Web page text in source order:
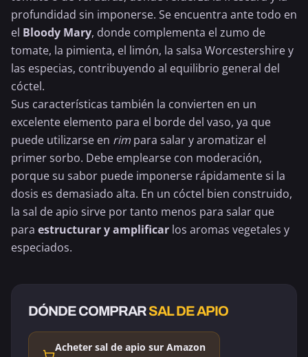
profundidad sin imponerse. Se encuentra ante todo en
el Bloody Mary, donde complementa el zumo de
tomate, la pimienta, el limón, la salsa Worcestershirey
las especias, contribuyendo al equilibrio general del
cóctel.
Sus características también la convierten en un
excelente elemento para el borde del vaso, ya que
puede utilizarse en rim para salar y aromatizar el
primer sorbo. Debe emplearse con moderación,
porque su sabor puede imponerse rápidamente si la
dosis es demasiado alta. En un cóctel bien construido,
la sal de apio sirve por tanto menos para salar que
para estructurar y amplificar los aromas vegetales y
especiados.
DÓNDE COMPRARSAL DE APIO
Acheter sal de apio sur Amazon